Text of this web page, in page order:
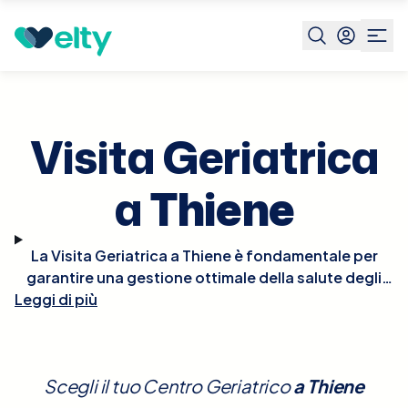
Prenota visita
Visita Geriatrica
aThiene
La Visita Geriatrica a Thiene è fondamentale per
garantire una gestione ottimale della salute degli
anziani. Durante la visita, il geriatra valuterà le
attento a identificare problemi come la fragilità, la
Leggi di più
Scegli il tuo Centro Geriatricoa Thiene